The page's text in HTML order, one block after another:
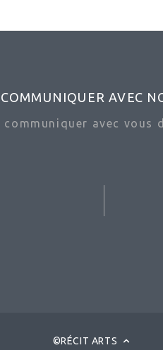
COMMUNIQUER AVEC
avec vous
©RÉCIT ARTS